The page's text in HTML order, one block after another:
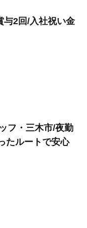
与2回/入社祝い金
フ・三木市/夜勤
たルートで安心